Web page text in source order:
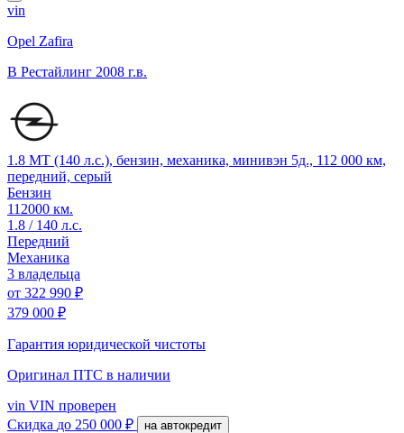
vin
Opel Zafira
B Рестайлинг 2008 г.в.
1.8 MT (140 л.с.), бензин, механика, минивэн 5д., 112 000 км,
передний, серый
Бензин
112000 км.
1.8 / 140 л.с.
Передний
Механика
3 владельца
от 322 990 ₽
379 000 ₽
Гарантия юридической чистоты
Оригинал ПТС в наличии
vin VIN проверен
Скидка до 250 000 ₽ на автокредит